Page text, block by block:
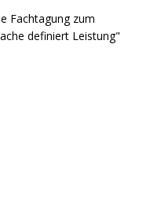
Fachtagung zum
definiert Leistung"